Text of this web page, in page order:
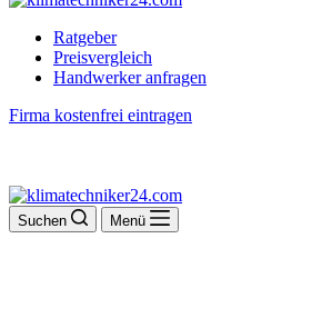
Ratgeber
Preisvergleich
Handwerker anfragen
Firma kostenfrei eintragen
Suchen Menü